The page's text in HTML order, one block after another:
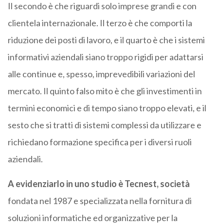
Il secondo è che riguardi solo imprese grandi e con
clientela internazionale. Il terzo è che comporti la
riduzione dei posti di lavoro, e il quarto è che i sistemi
informativi aziendali siano troppo rigidi per adattarsi
alle continue e, spesso, imprevedibili variazioni del
mercato. Il quinto falso mito è che gli investimenti in
termini economici e di tempo siano troppo elevati, e il
sesto che si tratti di sistemi complessi da utilizzare e
richiedano formazione specifica per i diversi ruoli
aziendali.
A evidenziarlo in uno studio èTecnest, società
fondata nel 1987 e specializzata nella fornitura di
soluzioni informatiche ed organizzative per la